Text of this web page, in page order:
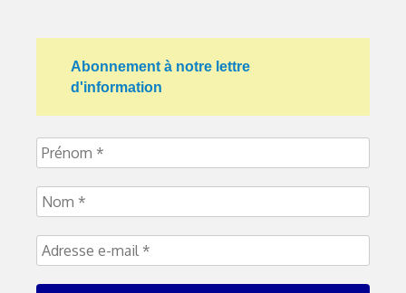
Abonnement à notre lettre
d'information